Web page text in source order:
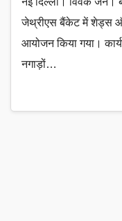
जेथ्रीएस बैंकेट में शेड्स ऑफ़
आयोजन किया गया।
नगाड़ों…